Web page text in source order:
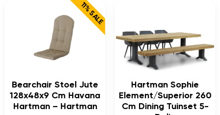
11% SALE
Bearchair Stoel Jute
128x48x9 Cm Havana
Hartman – Hartman
Hartman Sophie
Element/Superior 260
Cm Dining Tuinset 5-